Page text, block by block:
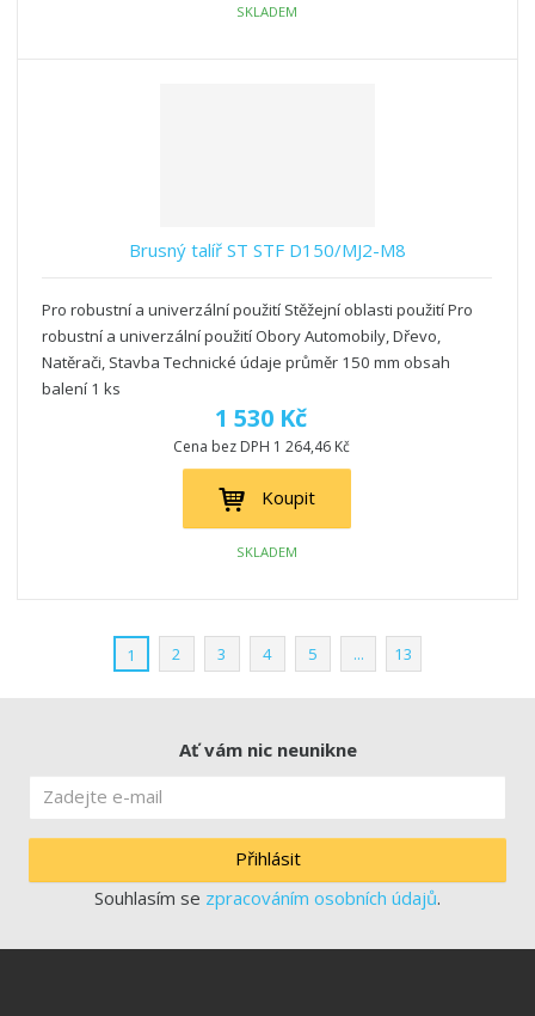
SKLADEM
Brusný talíř ST STF D150/MJ2-M8
Pro robustní a univerzální použití Stěžejní oblasti použití Pro
robustní a univerzální použití Obory Automobily, Dřevo,
Natěrači, Stavba Technické údaje průměr 150 mm obsah
balení 1 ks
1 530 Kč
Cena bez DPH 1 264,46 Kč
Koupit
SKLADEM
1 2 3 4 5 ... 13
Ať vám nic neunikne
Přihlásit
Souhlasím se zpracováním osobních údajů.